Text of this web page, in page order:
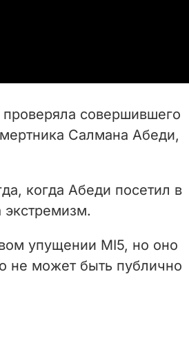
совершившего
Салмана Абеди,
когда Абеди посетил в
экстремизм.
упущении MI5, но оно
не может быть публично